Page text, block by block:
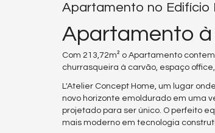
Apartamento no Edifício
Apartamento
Com 213,72m² o Apartamento
churrasqueira à carvão, espaço
L'Atelier Concept Home, um lugar
novo horizonte emoldurado em uma
projetado para ser único. O perfeito
mais moderno em tecnologia